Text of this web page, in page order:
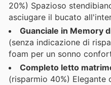
20%) Spazioso
asciugare il bucato
Guanciale in Memory
(senza indicazione di
foam per un sonno
Completo letto
(risparmio 40%)